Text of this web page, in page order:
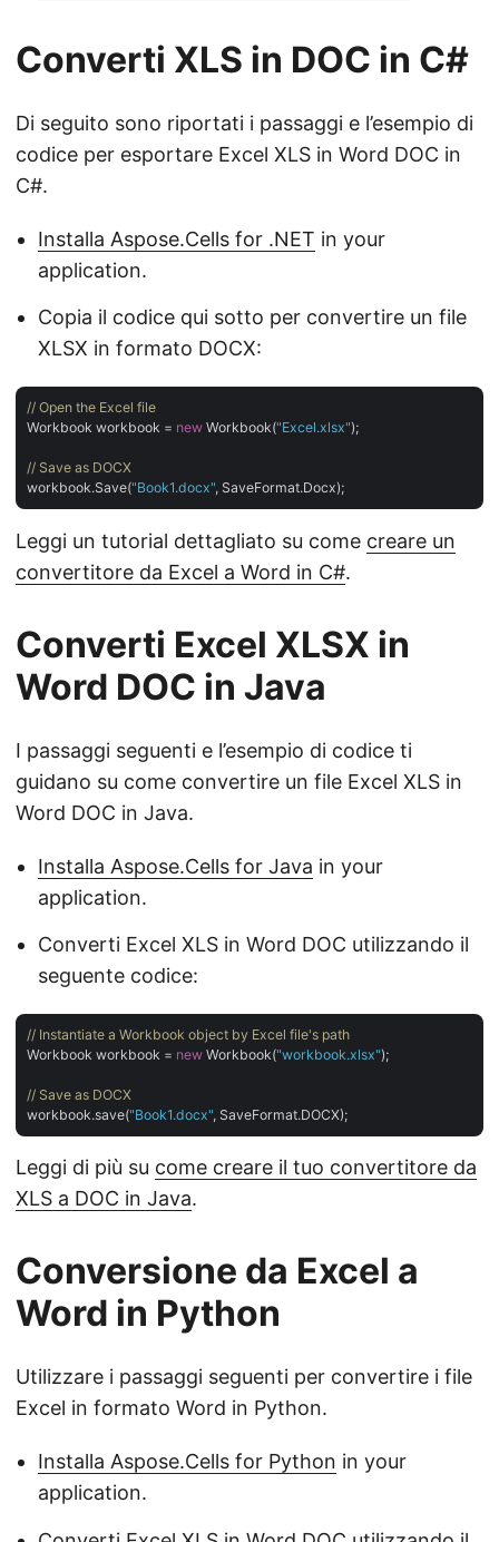
Converti XLS in DOC in C#
Di seguito sono riportati i passaggi e l’esempio di
codice per esportare Excel XLS in Word DOC in
C#.
Installa Aspose.Cells for .NET in your
application.
Copia il codice qui sotto per convertire un file
XLSX in formato DOCX:
// Open the Excel file
Workbook workbook = new Workbook("Excel.xlsx");
// Save as DOCX
workbook.Save("Book1.docx"
Leggi un tutorial dettagliato su come creare un
convertitore da Excel a Word in C#.
Converti Excel XLSX in
Word DOC in Java
I passaggi seguenti e l’esempio di codice ti
guidano su come convertire un file Excel XLS in
Word DOC in Java.
Installa Aspose.Cells for Java in your
application.
Converti Excel XLS in Word DOC utilizzando il
seguente codice:
// Instantiate a Workbook object by Excel file's path
Workbook workbook = new Workbook("workbook.xlsx");
// Save as DOCX
workbook.save("Book1.docx"
Leggi di più su come creare il tuo convertitore da
XLS a DOC in Java.
Conversione da Excel a
Word in Python
Utilizzare i passaggi seguenti per convertire i file
Excel in formato Word in Python.
Installa Aspose.Cells for Python in your
application.